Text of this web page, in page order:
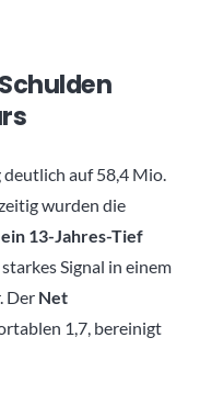
deutlich auf 58,4 Mio.
wurden die
13-Jahres-Tief
Signal in einem
Der Net
1,7, bereinigt